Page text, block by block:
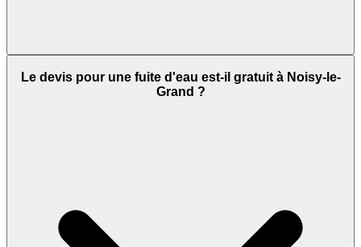
Le devis pour une fuite d'eau est-il gratuit à Noisy-le-
Grand ?